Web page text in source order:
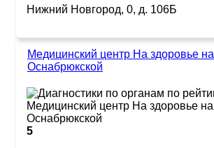
Нижний Новгород, 0, д. 106Б
Медицинский центр На здоровье на
Оснабрюкской
5